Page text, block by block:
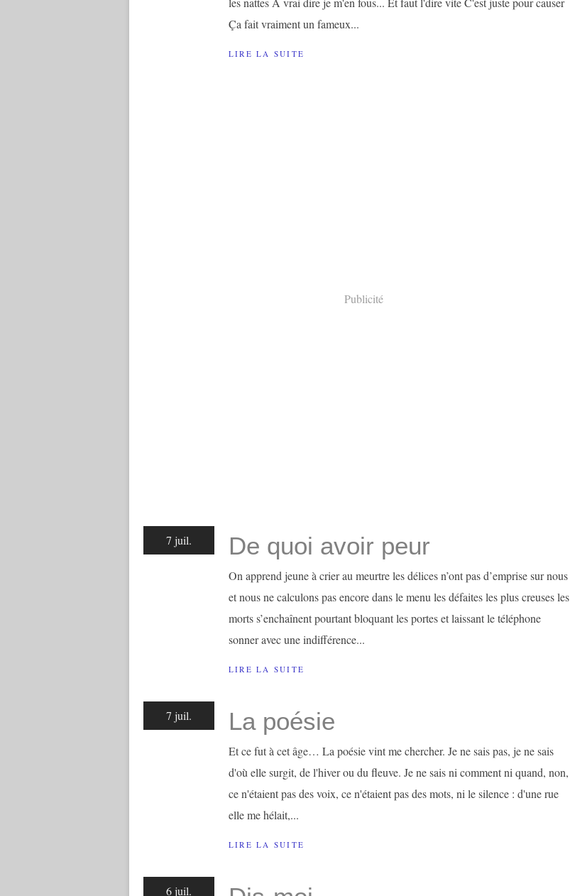
Ça fait vraiment un fameux...
LIRE LA SUITE
Publicité
7 juil. De quoi avoir peur
On apprend jeune à crier au meurtre les délices n’ont pas d’emprise sur nous
et nous ne calculons pas encore dans le menu les défaites les plus creuses les
morts s’enchaînent pourtant bloquant les portes et laissant le téléphone
sonner avec une indifférence...
LIRE LA SUITE
7 juil. La poésie
Et ce fut à cet âge… La poésie vint me chercher. Je ne sais pas, je ne sais
d'où elle surgit, de l'hiver ou du fleuve. Je ne sais ni comment ni quand, non,
ce n'étaient pas des voix, ce n'étaient pas des mots, ni le silence : d'une rue
elle me hélait,...
LIRE LA SUITE
6 juil.